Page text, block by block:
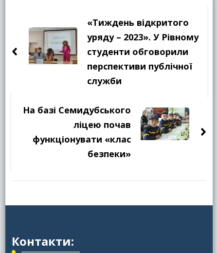
по
запису
«Тиждень відкритого
уряду – 2023». У Рівному
студенти обговорили
перспективи публічної
служби
На базі Семидубського
ліцею почав
функціонувати «клас
безпеки»
Контакти: